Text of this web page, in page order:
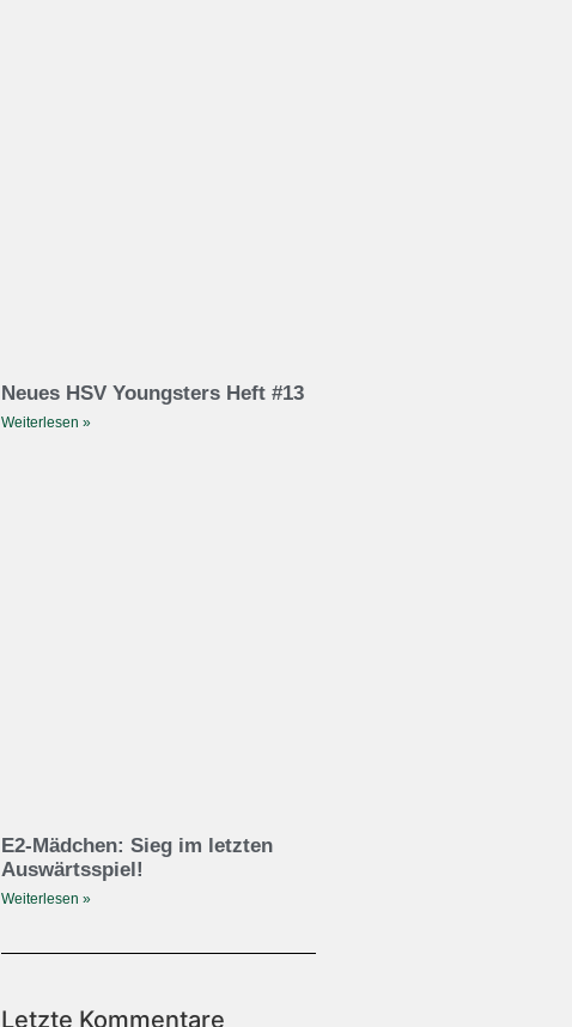
Neues HSV Youngsters Heft #13
Weiterlesen »
E2-Mädchen: Sieg im letzten
Auswärtsspiel!
Weiterlesen »
Letzte Kommentare